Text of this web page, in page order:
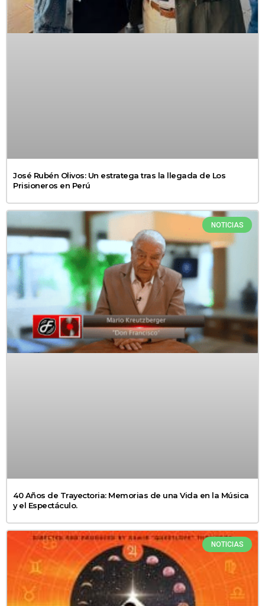
José Rubén Olivos: Un estratega tras la llegada de Los
Prisioneros en Perú
NOTICIAS
40 Años de Trayectoria: Memorias de una Vida en la Música
y el Espectáculo.
NOTICIAS